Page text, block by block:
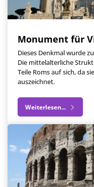
Monument für
Dieses Denkmal wurde
Die mittelalterliche
Teile Roms auf sich, da
auszeichnet.
Weiterlesen...